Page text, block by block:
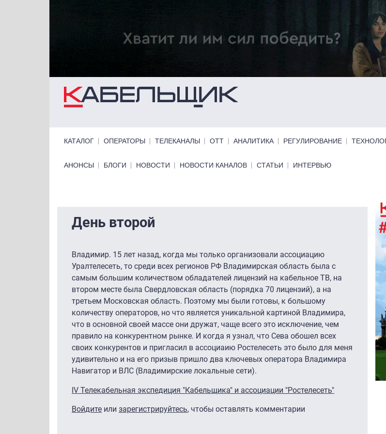
Перейти к основному содержанию
КАТАЛОГ ОПЕРАТОРЫ ТЕЛЕКАНАЛЫ ОТТ АНАЛИТИКА РЕГУЛИРОВАНИЕ
Primary links bottom
АНОНСЫ БЛОГИ НОВОСТИ НОВОСТИ КАНАЛОВ СТАТЬИ ИНТЕРВЬЮ
День второй
Владимир. 15 лет назад, когда мы только организовали ассоциацию
Уралтелесеть, то среди всех регионов РФ Владимирская область была с
самым большим количеством обладателей лицензий на кабельное ТВ, на
втором месте была Свердловская область (порядка 70 лицензий), а на
третьем Московская область. Поэтому мы были готовы, к большому
количеству операторов, но что является уникальной картиной Владимира,
что в основной своей массе они дружат, чаще всего это исключение, чем
правило на конкурентном рынке. И когда я узнал, что Сева обошел всех
своих конкурентов и пригласил в ассоциаию Ростелесеть это было для меня
удивительно и на его призыв пришло два ключевых оператора Владимира
Навигатор и ВЛС (Владимирские локальные сети).
IV Телекабельная экспедиция "Кабельщика" и ассоциации "Ростелесеть"
Войдите или зарегистрируйтесь, чтобы оставлять комментарии